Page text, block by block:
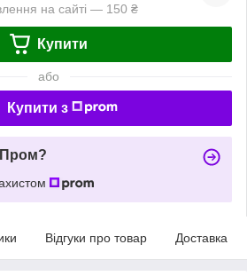
на сайті — 150 ₴
Купити
або
Купити з
Пром?
Відгуки про товар Доставка